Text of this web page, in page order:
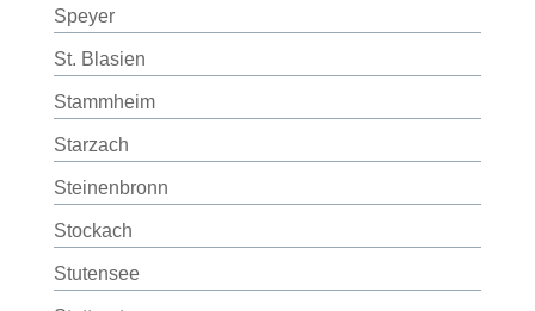
Speyer
St. Blasien
Stammheim
Starzach
Steinenbronn
Stockach
Stutensee